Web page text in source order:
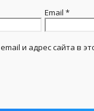
Email*
и адрес сайта в